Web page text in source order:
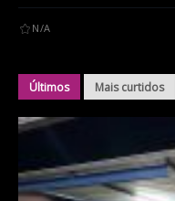
N/A
Últimos Mais curtidos